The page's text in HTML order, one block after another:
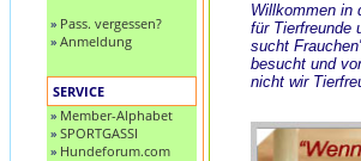
» Pass. vergessen?
» Anmeldung
SERVICE
» Member-Alphabet
» SPORTGASSI
» Hundeforum.com
Willkommen in
für Tierfreunde
sucht
besucht und
nicht wir